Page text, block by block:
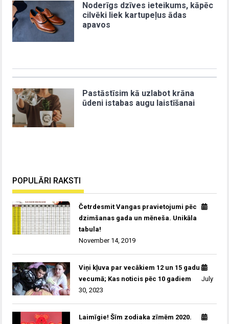
Noderīgs dzīves ieteikums, kāpēc
cilvēki liek kartupeļus ādas
apavos
Pastāstīsim kā uzlabot krāna
ūdeni istabas augu laistīšanai
POPULĀRI RAKSTI
Četrdesmit Vangas pravietojumi pēc
dzimšanas gada un mēneša. Unikāla
tabula!
November 14, 2019
Viņi kļuva par vecākiem 12 un 15 gadu
vecumā; Kas noticis pēc 10 gadiem
July
30, 2023
Laimīgie! Šīm zodiaka zīmēm 2020.